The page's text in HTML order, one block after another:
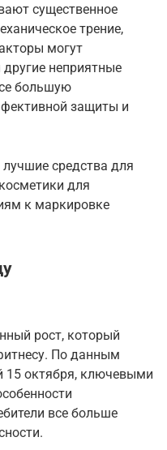
существенное
трение,
могут
неприятные
большую
защиты и
средства для
для
к маркировке
рост, который
По данным
15 октября, ключевыми
все больше